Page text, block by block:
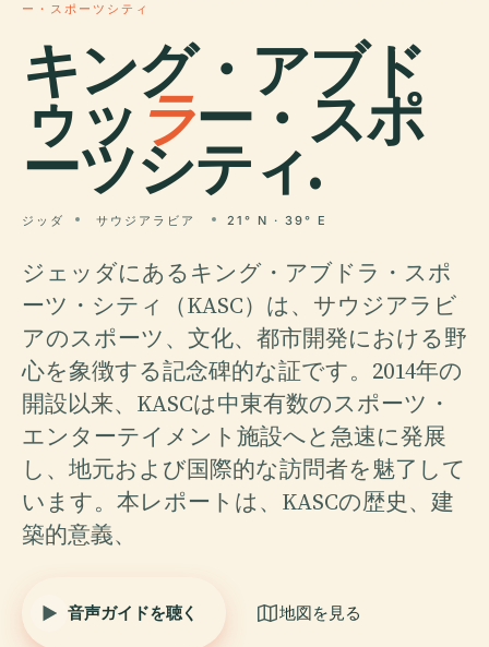
ー・スポーツシティ
キング・アブド
ゥッラー・スポ
ーツシティ.
ジッダ サウジアラビア 21° N · 39° E
ジェッダにあるキング・アブドラ・スポ
ーツ・シティ（KASC）は、サウジアラビ
アのスポーツ、文化、都市開発における野
心を象徴する記念碑的な証です。2014年の
開設以来、KASCは中東有数のスポーツ・
エンターテイメント施設へと急速に発展
し、地元および国際的な訪問者を魅了して
います。本レポートは、KASCの歴史、建
築的意義、
音声ガイドを聴く 地図を見る